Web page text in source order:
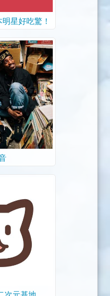
星好吃驚！